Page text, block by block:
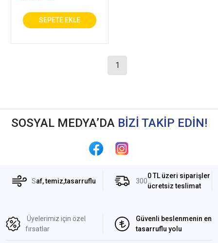
1
SOSYAL MEDYA’DA BİZİ TAKİP EDİN!
Saf, temiz,tasarruflu 300
0 TL üzeri siparişler
ücretsiz teslimat
Üyelerimiz için özel
fırsatlar
Güvenli beslenmenin en
tasarruflu yolu